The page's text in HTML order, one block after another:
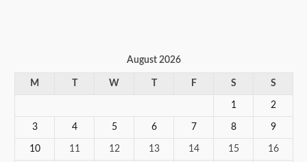
August 2026
M T W T F S S
1 2
3 4 5 6 7 8 9
10 11 12 13 14 15 16